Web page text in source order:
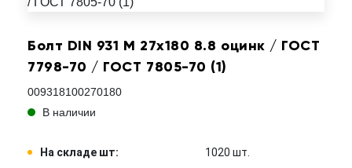
Болт DIN 931 M 27x180 8.8 оцинк / ГОСТ
7798-70 / ГОСТ 7805-70 (1)
009318100270180
В наличии
На складе шт:
1020 шт.